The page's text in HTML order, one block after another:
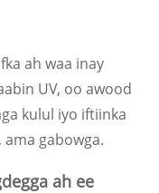
ah waa inay
UV, oo awood
kulul iyo iftiinka
gabowga.
ah ee